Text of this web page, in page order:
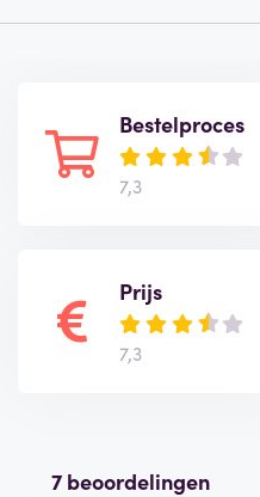
Bestelproces
7,3
Prijs
7,3
7 beoordelingen